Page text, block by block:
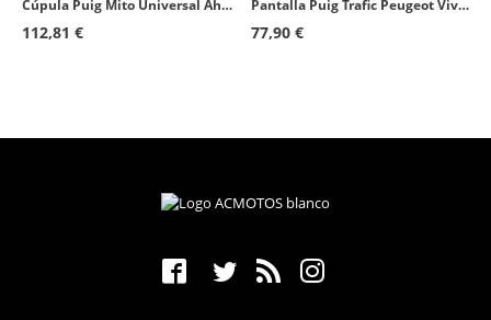
Cúpula Puig Mito Universal Ahumado 20702H
112,81 €
Pantalla Puig Trafic Peugeot Vivacity 3 125 4T AC E3 (11-17), 50 2T/4T E2 (08-17) Transparente 5628W
77,90 €